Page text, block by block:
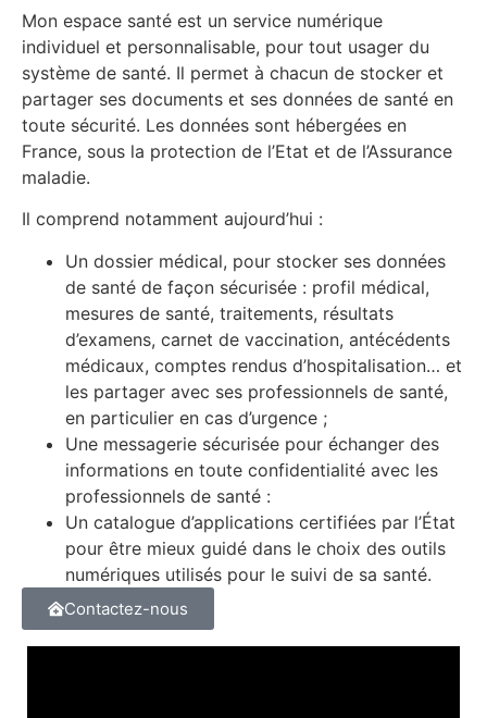
Mon espace santé est un service numérique
individuel et personnalisable, pour tout usager du
système de santé. Il permet à chacun de stocker et
partager ses documents et ses données de santé en
toute sécurité. Les données sont hébergées en
France, sous la protection de l’Etat et de l’Assurance
maladie.
Il comprend notamment aujourd’hui :
Un dossier médical, pour stocker ses données
de santé de façon sécurisée : profil médical,
mesures de santé, traitements, résultats
d’examens, carnet de vaccination, antécédents
médicaux, comptes rendus d’hospitalisation… et
les partager avec ses professionnels de santé,
en particulier en cas d’urgence ;
Une messagerie sécurisée pour échanger des
informations en toute confidentialité avec les
professionnels de santé :
Un catalogue d’applications certifiées par l’État
pour être mieux guidé dans le choix des outils
numériques utilisés pour le suivi de sa santé.
Contactez-nous